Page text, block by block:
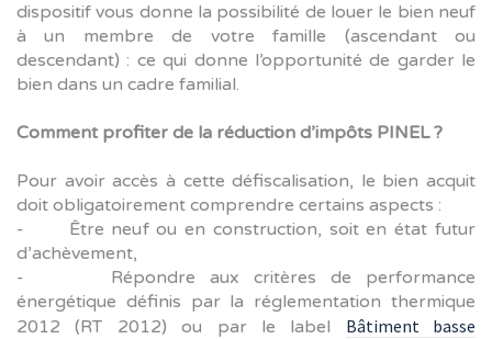
dispositif vous donne la possibilité de louer le bien neuf
à un membre de votre famille (ascendant ou
descendant) : ce qui donne l’opportunité de garder le
bien dans un cadre familial.
Comment profiter de la réduction d’impôts PINEL ?
Pour avoir accès à cette défiscalisation, le bien acquit
doit obligatoirement comprendre certains aspects :
- Être neuf ou en construction, soit en état futur
d’achèvement,
- Répondre aux critères de performance
énergétique définis par la réglementation thermique
2012 (RT 2012) ou par le label Bâtiment basse